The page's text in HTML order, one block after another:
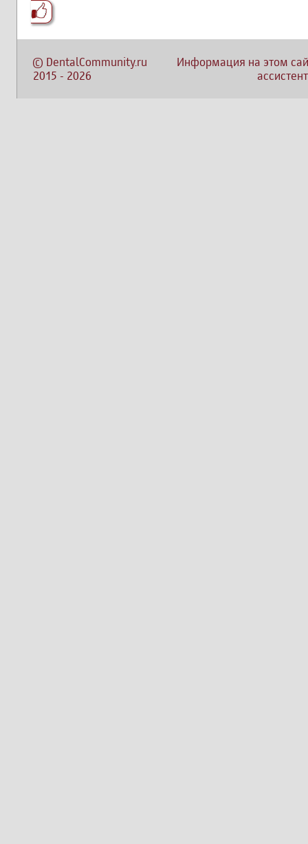
© DentalCommunity.ru
2015 - 2026
Информация на этом